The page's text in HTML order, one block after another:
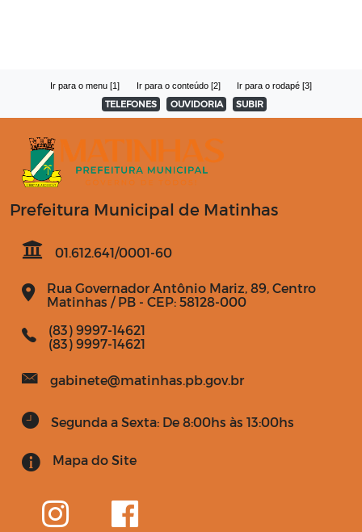
Ir para o menu [1] Ir para o conteúdo [2] Ir para o rodapé [3]
TELEFONES OUVIDORIA SUBIR
Prefeitura Municipal de Matinhas
01.612.641/0001-60
Rua Governador Antônio Mariz, 89, Centro
Matinhas / PB - CEP: 58128-000
(83) 9997-14621
(83) 9997-14621
gabinete@matinhas.pb.gov.br
Segunda a Sexta: De 8:00hs às 13:00hs
Mapa do Site